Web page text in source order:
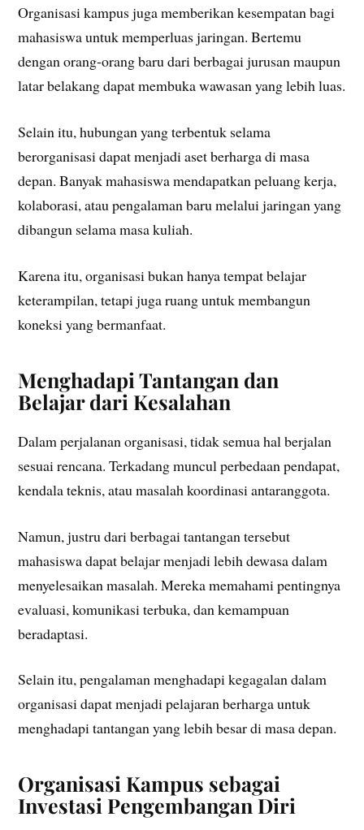
Organisasi kampus juga memberikan kesempatan bagi
mahasiswa untuk memperluas jaringan. Bertemu
dengan orang-orang baru dari berbagai jurusan maupun
latar belakang dapat membuka wawasan yang lebih luas.
Selain itu, hubungan yang terbentuk selama
berorganisasi dapat menjadi aset berharga di masa
depan. Banyak mahasiswa mendapatkan peluang kerja,
kolaborasi, atau pengalaman baru melalui jaringan yang
dibangun selama masa kuliah.
Karena itu, organisasi bukan hanya tempat belajar
keterampilan, tetapi juga ruang untuk membangun
koneksi yang bermanfaat.
Menghadapi Tantangan dan
Belajar dari Kesalahan
Dalam perjalanan organisasi, tidak semua hal berjalan
sesuai rencana. Terkadang muncul perbedaan pendapat,
kendala teknis, atau masalah koordinasi antaranggota.
Namun, justru dari berbagai tantangan tersebut
mahasiswa dapat belajar menjadi lebih dewasa dalam
menyelesaikan masalah. Mereka memahami pentingnya
evaluasi, komunikasi terbuka, dan kemampuan
beradaptasi.
Selain itu, pengalaman menghadapi kegagalan dalam
organisasi dapat menjadi pelajaran berharga untuk
menghadapi tantangan yang lebih besar di masa depan.
Organisasi Kampus sebagai
Investasi Pengembangan Diri